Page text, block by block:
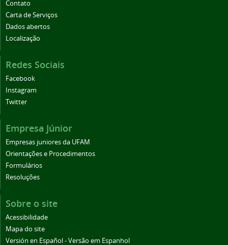
Contato
Carta de Serviços
Dados abertos
Localização
Redes Sociais
Facebook
Instagram
Twitter
Empresa Júnior
Empresas juniores da UFAM
Orientações e Procedimentos
Formulários
Resoluções
Sobre o site
Acessibilidade
Mapa do site
Versión en Español - Versão em Espanhol